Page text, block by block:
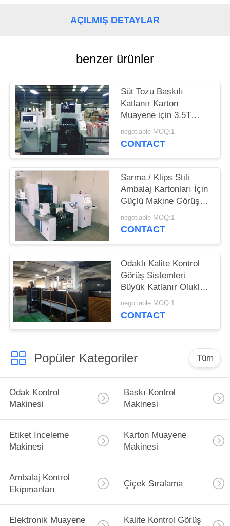
HABERLER
ISTEĞI
SITE
HARITASI
PRIVACY
POLICY
AÇILMIŞ DETAYLAR
benzer ürünler
Süt Tozu Baskılı
Katlanır Karton
Muayene için 3.5T
Kalite Kontrol Görüş
Sistemleri
negotiable MOQ:1
CONTACT
Sarma / Klips Stili
Ambalaj Kartonları İçin
Güçlü Makine Görüş
Muayene Sistemleri
negotiable MOQ:1
CONTACT
Odaklı Kalite Kontrol
Görüş Sistemleri
Büyük Katlanır Oluklu
Kutular Muayene için
negotiable MOQ:1
CONTACT
Popüler Kategoriler Tüm
Odak Kontrol
Makinesi
Baskı Kontrol
Makinesi
Etiket İnceleme
Makinesi
Karton Muayene
Makinesi
Ambalaj Kontrol
Ekipmanları
Çiçek Sıralama
Elektronik Muayene Kalite Kontrol Görüş